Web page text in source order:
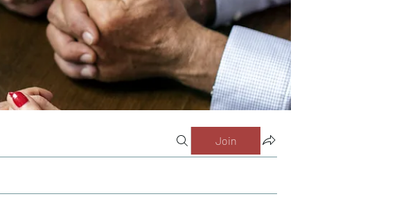
Join